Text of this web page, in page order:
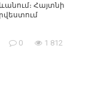
Հայտնի
0 1 812